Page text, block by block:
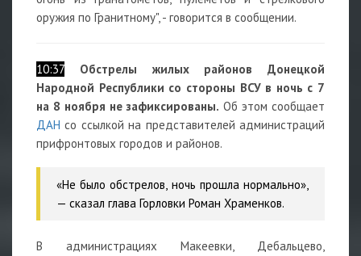
оружия по Гранитному", - говорится в сообщении.
10:37
Обстрелы жилых районов Донецкой
Народной Республики со стороны ВСУ в ночь с 7
на 8 ноября не зафиксированы. Об этом сообщает
ДАНсо ссылкой на представителей администраций
прифронтовых городов и районов.
«Не было обстрелов, ночь прошла нормально»,
— сказал глава Горловки Роман Храменков.
В администрациях Макеевки, Дебальцево,